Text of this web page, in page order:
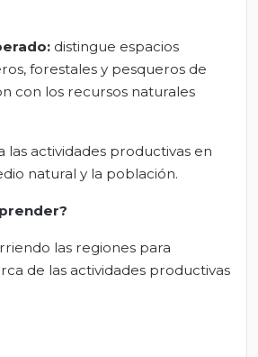
distingue espacios
forestales y pesqueros de
con los recursos naturales
las actividades productivas en
natural y la población.
las regiones para
de las actividades productivas